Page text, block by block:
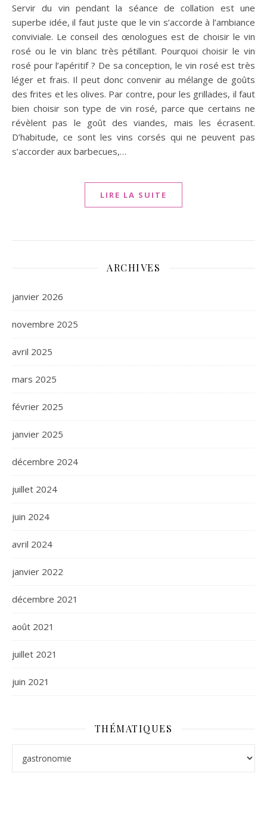
Servir du vin pendant la séance de collation est une
superbe idée, il faut juste que le vin s’accorde à l’ambiance
conviviale. Le conseil des œnologues est de choisir le vin
rosé ou le vin blanc très pétillant. Pourquoi choisir le vin
rosé pour l’apéritif ? De sa conception, le vin rosé est très
léger et frais. Il peut donc convenir au mélange de goûts
des frites et les olives. Par contre, pour les grillades, il faut
bien choisir son type de vin rosé, parce que certains ne
révèlent pas le goût des viandes, mais les écrasent.
D’habitude, ce sont les vins corsés qui ne peuvent pas
s’accorder aux barbecues,…
LIRE LA SUITE
ARCHIVES
janvier 2026
novembre 2025
avril 2025
mars 2025
février 2025
janvier 2025
décembre 2024
juillet 2024
juin 2024
avril 2024
janvier 2022
décembre 2021
août 2021
juillet 2021
juin 2021
THÉMATIQUES